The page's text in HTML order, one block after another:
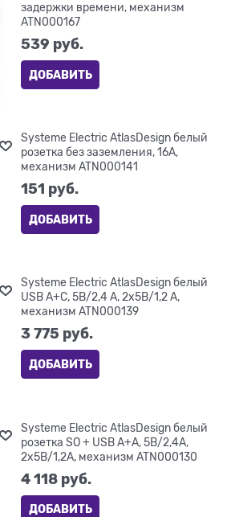
задержки времени, механизм
ATN000167
539 руб.
ДОБАВИТЬ
Systeme Electric AtlasDesign белый
розетка без заземления, 16А,
механизм ATN000141
151 руб.
ДОБАВИТЬ
Systeme Electric AtlasDesign белый
USB A+С, 5В/2,4 А, 2х5В/1,2 А,
механизм ATN000139
3 775 руб.
ДОБАВИТЬ
Systeme Electric AtlasDesign белый
розетка SO + USB A+A, 5В/2,4А,
2х5В/1,2А, механизм ATN000130
4 118 руб.
ДОБАВИТЬ